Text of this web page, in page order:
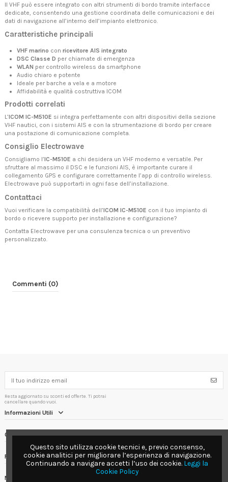
Il VHF può essere integrato con altri strumenti di bordo tramite interfacce
dedicate, consentendo una gestione coordinata delle comunicazioni e dei
dati di navigazione all’interno dell’impianto elettronico.
Caratteristiche principali
VHF marino con ricevitore AIS integrato
DSC Classe D per chiamate di emergenza
WLAN per controllo wireless da smartphone
Audio chiaro e potente
Ideale per barche a vela e a motore
Affidabilità e qualità costruttiva ICOM
Prodotti correlati
L’ICOM IC-M510E si integra perfettamente con altri dispositivi della sezione
VHF nautici , con i sistemi AIS e con la strumentazione di bordo per creare
una postazione di comunicazione completa.
Consiglio Electrowave
Consigliamo l’IC-M510E a chi desidera un VHF moderno e versatile. Per
sfruttare al massimo il DSC e le funzioni AIS, è importante curare il
collegamento GPS e configurare correttamente l’app di controllo wireless.
Electrowave può supportarti in ogni fase dell’installazione.
Contattaci
Vuoi verificare la compatibilità dell’ICOM IC-M510E con il tuo impianto di
bordo o ricevere supporto per installazione e configurazione?
Contatta Electrowave per una consulenza tecnica o un preventivo
personalizzato.
Commenti (0)
Resta aggiornato su sconti ed offerte. Ti potrai
cancellare quando vuoi.
Informazioni Utili
Contact us
Follow us
Newsletter
Questo sito utilizza cookie tecnici e, previo consenso,
cookie analitici per migliorare l’esperienza di navigazione.
Continuando a navigare accetti l’uso dei cookie. Leggi la
Cookie Policy